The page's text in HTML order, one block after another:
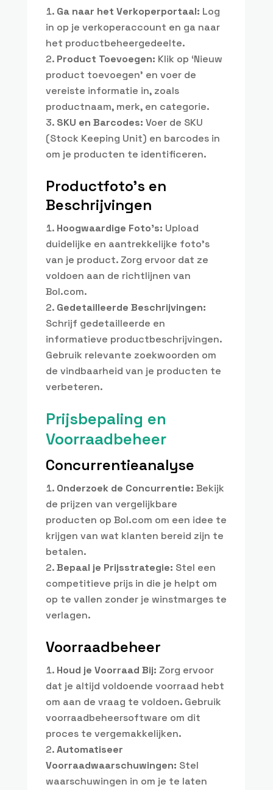
Ga naar het Verkoperportaal: Log
in op je verkoperaccount en ga naar
het productbeheergedeelte.
Product Toevoegen: Klik op ‘Nieuw
product toevoegen’ en voer de
vereiste informatie in, zoals
productnaam, merk, en categorie.
SKU en Barcodes: Voer de SKU
(Stock Keeping Unit) en barcodes in
om je producten te identificeren.
Productfoto’s en
Beschrijvingen
Hoogwaardige Foto’s: Upload
duidelijke en aantrekkelijke foto’s
van je product. Zorg ervoor dat ze
voldoen aan de richtlijnen van
Bol.com.
Gedetailleerde Beschrijvingen:
Schrijf gedetailleerde en
informatieve productbeschrijvingen.
Gebruik relevante zoekwoorden om
de vindbaarheid van je producten te
verbeteren.
Prijsbepaling en
Voorraadbeheer
Concurrentieanalyse
Onderzoek de Concurrentie: Bekijk
de prijzen van vergelijkbare
producten op Bol.com om een idee te
krijgen van wat klanten bereid zijn te
betalen.
Bepaal je Prijsstrategie: Stel een
competitieve prijs in die je helpt om
op te vallen zonder je winstmarges te
verlagen.
Voorraadbeheer
Houd je Voorraad Bij: Zorg ervoor
dat je altijd voldoende voorraad hebt
om aan de vraag te voldoen. Gebruik
voorraadbeheersoftware om dit
proces te vergemakkelijken.
Automatiseer
Voorraadwaarschuwingen: Stel
waarschuwingen in om je te laten